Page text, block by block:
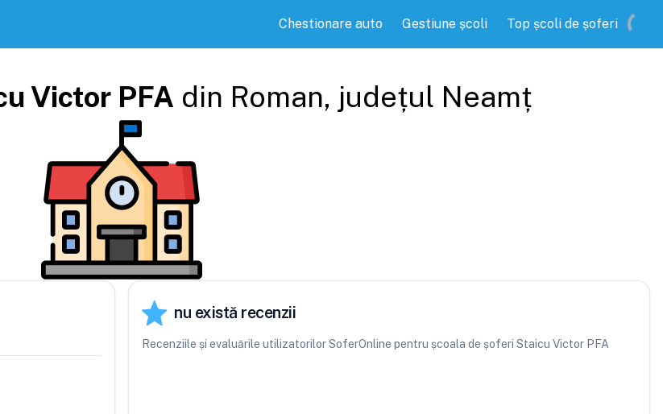
Chestionare auto Gestiune școli Top școli de șoferi
Victor PFA din Roman, județul Neamț
nu există recenzii
Recenziile și evaluările utilizatorilor SoferOnline pentru școala de șoferi Staicu Victor PFA